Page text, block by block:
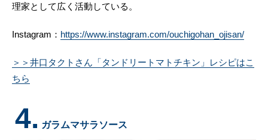
理家として広く活動している。
Instagram： https://www.instagram.com/ouchigohan_ojisan/
＞＞井口タクトさん「タンドリートマトチキン」レシピはこ
ちら
4. ガラムマサラソース